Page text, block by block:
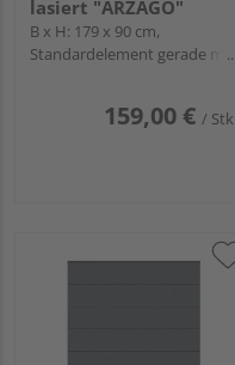
lasiert "ARZAGO"
B x H: 179 x 90 cm,
Standardelement gerade mit
159,00 € / Stk.